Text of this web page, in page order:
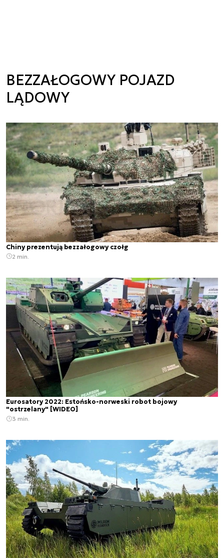
BEZZAŁOGOWY POJAZD
LĄDOWY
Chiny prezentują bezzałogowy czołg
2 min.
Eurosatory 2022: Estońsko-norweski robot bojowy
"ostrzelany" [WIDEO]
3 min.